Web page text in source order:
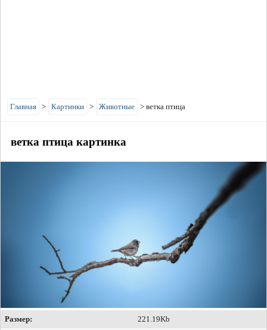
Главная > Картинки > Животные > ветка птица
ветка птица картинка
Размер:
221.19Kb